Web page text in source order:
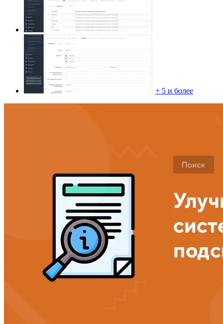
+ 5 и более